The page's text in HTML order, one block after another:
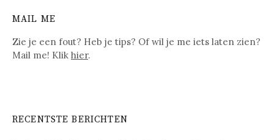
MAIL ME
Zie je een fout? Heb je tips? Of wil je me iets laten zien?
Mail me! Klik hier.
RECENTSTE BERICHTEN